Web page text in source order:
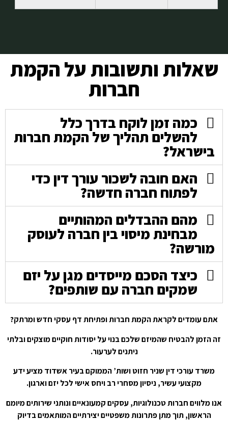
שאלות ותשובות על הקמת
חברות
כמה זמן לוקח בדרך כלל
להשלים תהליך של הקמת חברות
בישראל?
האם חובה לשכור עורך דין כדי
לפתוח חברה חדשה?
מהם ההבדלים המהותיים
מבחינת מיסוי בין חברה לעוסק
מורשה?
כיצד הסכם מייסדים מגן על יזם
שמקים חברה עם שותפים?
אתם עומדים לקראת הקמת חברות ופתיחת דף עסקי חדש ומרתק?
זה הזמן להבטיח שהמיזם שלכם בנוי על יסודות חוקיים מוצקים ובלתי
ניתנים לערעור.
משרד עורכי דין שניר חזוט ושות’ הממוקם בעיר אשדוד מציע ידע
מקצועי עשיר, ניסיון מסחרי רב ויחס אישי לכל יזם וארגון.
אנו מלווים חברות טכנולוגיות, עסקים קמעונאיים ונותני שירותים מיומם
הראשון, תוך מתן פתרונות משפטיים יצירתיים המותאמים בדיוק